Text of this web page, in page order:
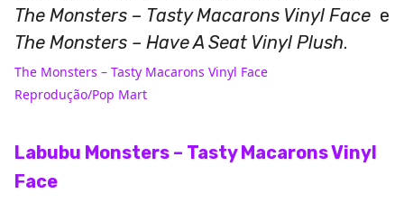
The Monsters – Tasty Macarons Vinyl Face e
The Monsters – Have A Seat Vinyl Plush.
The Monsters – Tasty Macarons Vinyl Face
Reprodução/Pop Mart
Labubu Monsters – Tasty Macarons Vinyl
Face